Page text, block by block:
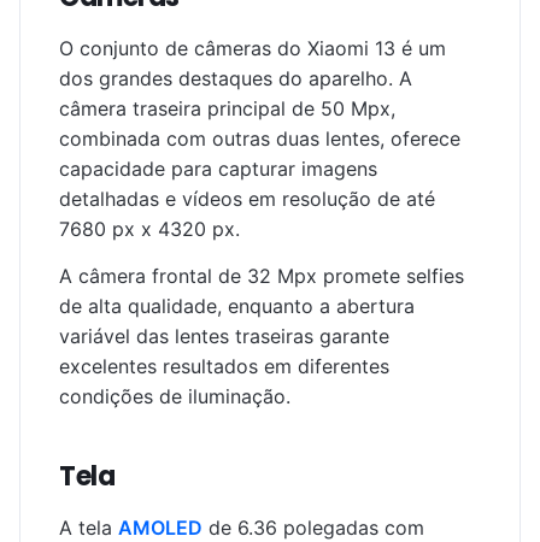
O conjunto de câmeras do Xiaomi 13 é um
dos grandes destaques do aparelho. A
câmera traseira principal de 50 Mpx,
combinada com outras duas lentes, oferece
capacidade para capturar imagens
detalhadas e vídeos em resolução de até
7680 px x 4320 px.
A câmera frontal de 32 Mpx promete selfies
de alta qualidade, enquanto a abertura
variável das lentes traseiras garante
excelentes resultados em diferentes
condições de iluminação.
Tela
A tela AMOLED de 6.36 polegadas com